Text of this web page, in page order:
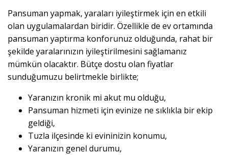
Pansuman yapmak, yaraları iyileştirmek için en etkili
olan uygulamalardan biridir. Özellikle de ev ortamında
pansuman yaptırma konforunuz olduğunda, rahat bir
şekilde yaralarınızın iyileştirilmesini sağlamanız
mümkün olacaktır. Bütçe dostu olan fiyatlar
sunduğumuzu belirtmekle birlikte;
Yaranızın kronik mi akut mu olduğu,
Pansuman hizmeti için evinize ne sıklıkla bir ekip
geldiği,
Tuzla ilçesinde ki evininizin konumu,
Yaranızın genel durumu,